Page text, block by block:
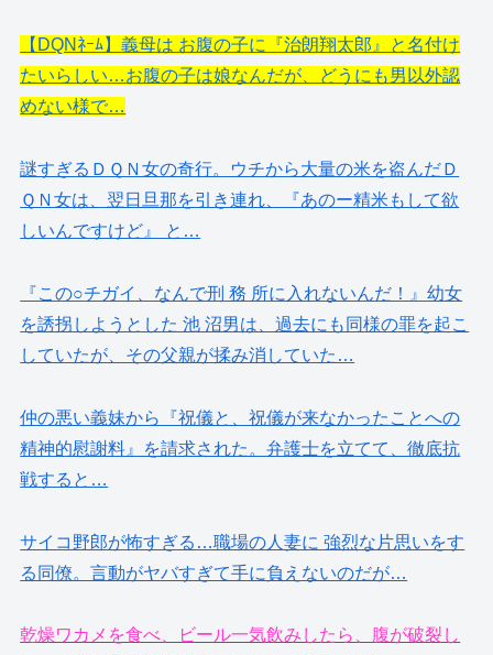
【DQNﾈｰﾑ】義母は お腹の子に『治朗翔太郎』と名付け
たいらしい…お腹の子は娘なんだが、どうにも男以外認
めない様で…
謎すぎるＤＱＮ女の奇行。ウチから大量の米を盗んだＤ
ＱＮ女は、翌日旦那を引き連れ、『あのー精米もして欲
しいんですけど』 と…
『この○チガイ、なんで刑 務 所に入れないんだ！』幼女
を誘拐しようとした 池 沼男は、過去にも同様の罪を起こ
していたが、その父親が揉み消していた…
仲の悪い義妹から『祝儀と、祝儀が来なかったことへの
精神的慰謝料』を請求された。弁護士を立てて、徹底抗
戦すると…
サイコ野郎が怖すぎる…職場の人妻に 強烈な片思いをす
る同僚。言動がヤバすぎて手に負えないのだが…
乾燥ワカメを食べ、ビール一気飲みしたら、腹が破裂し